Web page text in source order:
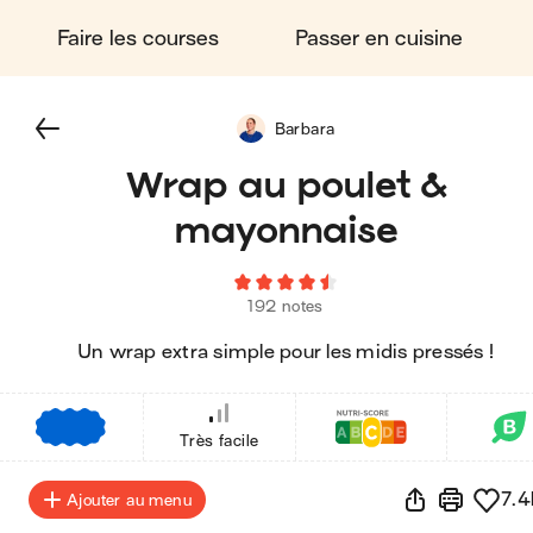
Faire les courses Passer en cuisine
Wrap au poulet &
mayonnaise
192 notes
Un wrap extra simple pour les midis pressés !
Barbara
Très facile
Ajouter au menu